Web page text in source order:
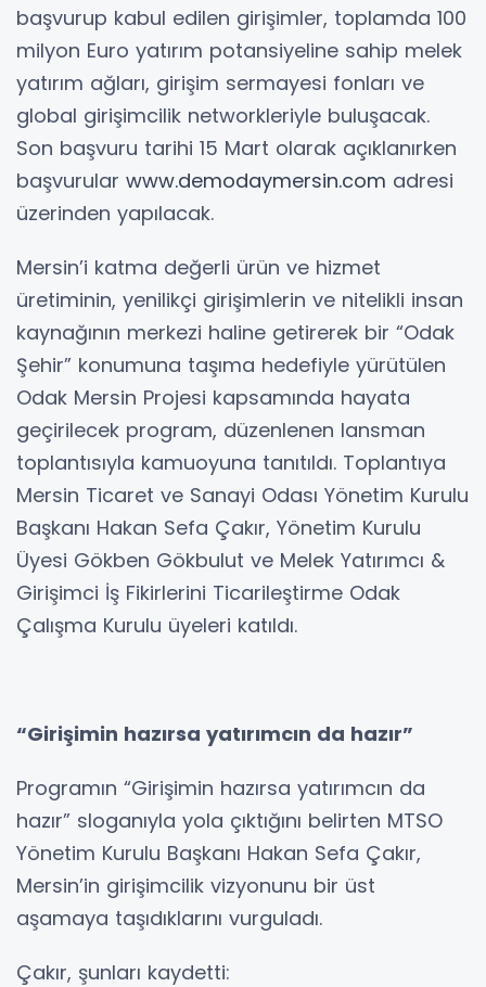
başvurup kabul edilen girişimler, toplamda 100
milyon Euro yatırım potansiyeline sahip melek
yatırım ağları, girişim sermayesi fonları ve
global girişimcilik networkleriyle buluşacak.
Son başvuru tarihi 15 Mart olarak açıklanırken
başvurular www.demodaymersin.com adresi
üzerinden yapılacak.
Mersin’i katma değerli ürün ve hizmet
üretiminin, yenilikçi girişimlerin ve nitelikli insan
kaynağının merkezi haline getirerek bir “Odak
Şehir” konumuna taşıma hedefiyle yürütülen
Odak Mersin Projesi kapsamında hayata
geçirilecek program, düzenlenen lansman
toplantısıyla kamuoyuna tanıtıldı. Toplantıya
Mersin Ticaret ve Sanayi Odası Yönetim Kurulu
Başkanı Hakan Sefa Çakır, Yönetim Kurulu
Üyesi Gökben Gökbulut ve Melek Yatırımcı &
Girişimci İş Fikirlerini Ticarileştirme Odak
Çalışma Kurulu üyeleri katıldı.
“Girişimin hazırsa yatırımcın da hazır”
Programın “Girişimin hazırsa yatırımcın da
hazır” sloganıyla yola çıktığını belirten MTSO
Yönetim Kurulu Başkanı Hakan Sefa Çakır,
Mersin’in girişimcilik vizyonunu bir üst
aşamaya taşıdıklarını vurguladı.
Çakır, şunları kaydetti: